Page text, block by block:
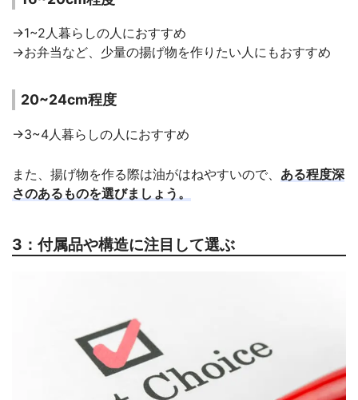
→1~2人暮らしの人におすすめ
→お弁当など、少量の揚げ物を作りたい人にもおすすめ
20~24cm程度
→3~4人暮らしの人におすすめ
また、揚げ物を作る際は油がはねやすいので、 ある程度深
さのあるものを選びましょう。
3：付属品や構造に注目して選ぶ